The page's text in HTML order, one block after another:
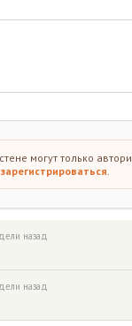
могут только
зарегистрироваться.
назад
назад